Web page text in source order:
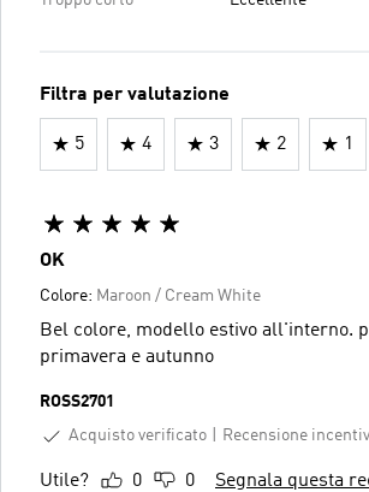
Filtra per valutazione
5 4 3 2 1
OK
Colore: Maroon / Cream White
Bel colore, modello estivo all'interno.
primavera e autunno
ROSS2701
Acquisto verificato
Recensione
Utile? 0 0 Segnala questa